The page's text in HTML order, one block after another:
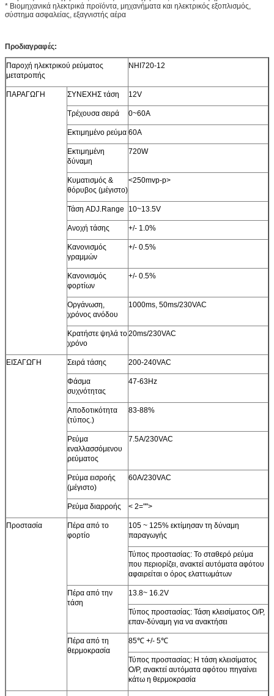
* Βιομηχανικά ηλεκτρικά προϊόντα, μηχανήματα και ηλεκτρικός εξοπλισμός,
σύστημα ασφαλείας, εξαγνιστής αέρα
Προδιαγραφές:
Παροχή ηλεκτρικού ρεύματος
μετατροπής
NHI720-12
ΠΑΡΑΓΩΓΗ ΣΥΝΕΧΗΣ τάση 12V
Τρέχουσα σειρά 0~60A
Εκτιμημένο ρεύμα 60A
Εκτιμημένη
δύναμη
720W
Κυματισμός &
θόρυβος (μέγιστο)
<250mvp-p>
Τάση ADJ.Range 10~13.5V
Ανοχή τάσης +/- 1.0%
Κανονισμός
γραμμών
+/- 0.5%
Κανονισμός
φορτίων
+/- 0.5%
Οργάνωση,
χρόνος ανόδου
1000ms, 50ms/230VAC
Κρατήστε ψηλά το
χρόνο
20ms/230VAC
ΕΙΣΑΓΩΓΗ Σειρά τάσης 200-240VAC
Φάσμα
συχνότητας
47-63Hz
Αποδοτικότητα
(τύπος.)
83-88%
Ρεύμα
εναλλασσόμενου
ρεύματος
7.5A/230VAC
Ρεύμα εισροής
(μέγιστο)
60A/230VAC
Ρεύμα διαρροής < 2="">
Προστασία
Πέρα από το
φορτίο
105 ~ 125% εκτίμησαν τη δύναμη
παραγωγής
Τύπος προστασίας: Το σταθερό ρεύμα
που περιορίζει, ανακτεί αυτόματα αφότου
αφαιρείται ο όρος ελαττωμάτων
Πέρα από την
τάση
13.8~ 16.2V
Τύπος προστασίας: Τάση κλεισίματος O/P,
επαν-δύναμη για να ανακτήσει
Πέρα από τη
θερμοκρασία
85℃ +/- 5℃
Τύπος προστασίας: Η τάση κλεισίματος
O/P, ανακτεί αυτόματα αφότου πηγαίνει
κάτω η θερμοκρασία